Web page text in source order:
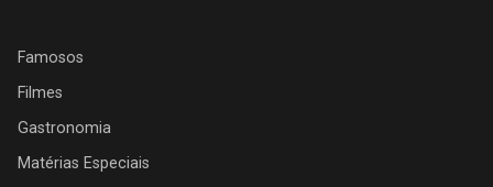
Famosos
Filmes
Gastronomia
Matérias Especiais